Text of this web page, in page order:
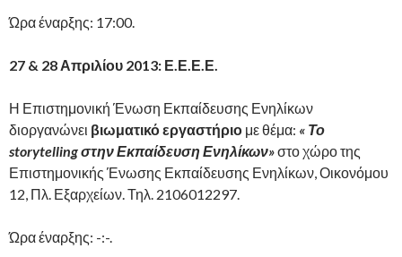
Ώρα έναρξης: 17:00.
27 & 28 Απριλίου 2013: Ε.Ε.Ε.Ε.
Η Επιστημονική Ένωση Εκπαίδευσης Ενηλίκων
διοργανώνει βιωματικό εργαστήριο με θέμα: « Το
storytelling στην Εκπαίδευση Ενηλίκων»στο χώρο της
Επιστημονικής Ένωσης Εκπαίδευσης Ενηλίκων, Οικονόμου
12, Πλ. Εξαρχείων. Τηλ. 2106012297.
Ώρα έναρξης: -:-.